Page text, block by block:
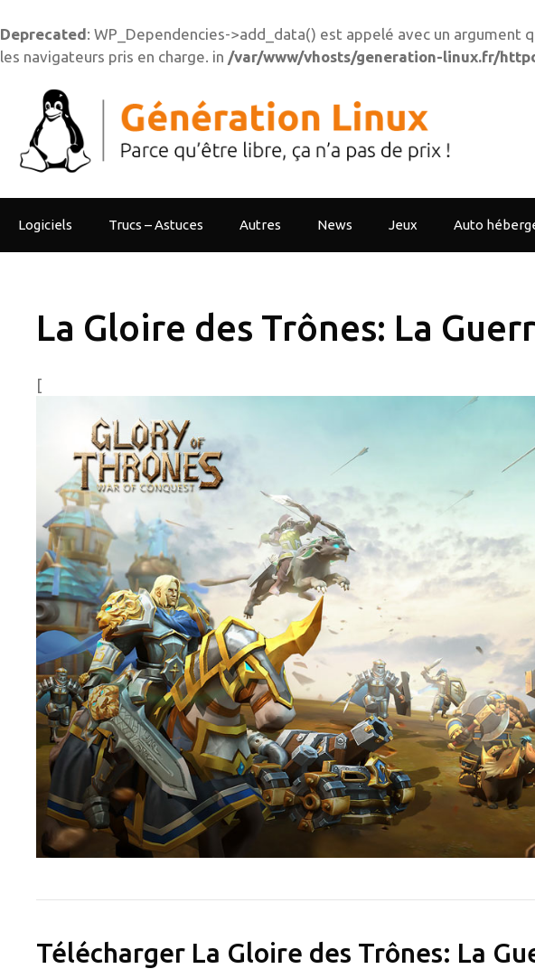
Deprecated: WP_Dependencies->add_data() est appelé avec un argument
les navigateurs pris en charge. in /var/www/vhosts/generation-linux.fr/
contenu
Logiciels Trucs – Astuces Autres News Jeux Auto
La Gloire des Trônes: La
[
Télécharger La Gloire des Trônes: La